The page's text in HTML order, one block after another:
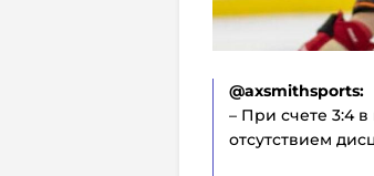
@axsmithsports:
– При счете 3:4
отсутствием